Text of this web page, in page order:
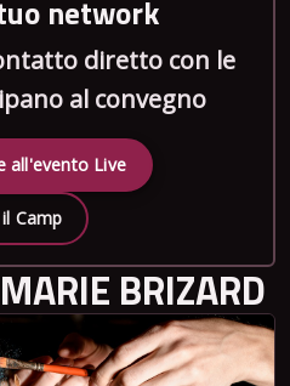
network
diretto con le
al convegno
all'evento Live
Camp
BRIZARD